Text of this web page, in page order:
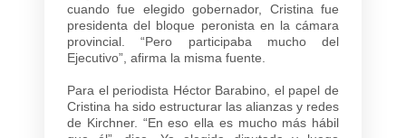
cuando fue elegido gobernador, Cristina fue
presidenta del bloque peronista en la cámara
provincial. “Pero participaba mucho del
Ejecutivo”, afirma la misma fuente.
Para el periodista Héctor Barabino, el papel de
Cristina ha sido estructurar las alianzas y redes
de Kirchner. “En eso ella es mucho más hábil